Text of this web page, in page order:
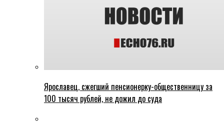
Ярославец, сжегший пенсионерку-общественницу за
100 тысяч рублей, не дожил до суда